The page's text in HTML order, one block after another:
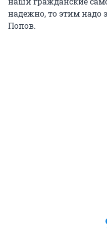
надежно, то этим надо
Попов.